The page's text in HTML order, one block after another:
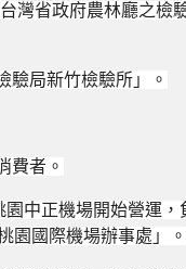
灣省政府農林廳之
驗局新竹檢驗所」。
費者。
園中正機場開始營運
園國際機場辦事處」。